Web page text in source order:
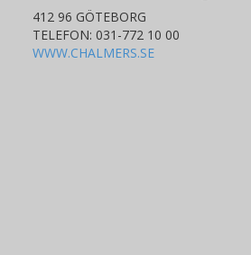
412 96 GÖTEBORG
TELEFON: 031-772 10 00
WWW.CHALMERS.SE